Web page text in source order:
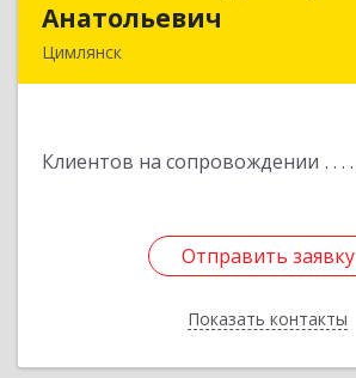
Анатольевич
Цимлянск
Клиентов на сопровождении
Отправить заявку
Показать контакты
Отправить заявку
Назад